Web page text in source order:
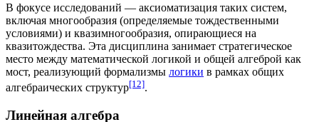
В фокусе исследований — аксиоматизация таких систем,
включая многообразия (определяемые тождественными
условиями) и квазимногообразия, опирающиеся на
квазитождества. Эта дисциплина занимает стратегическое
место между математической логикой и общей алгеброй как
мост, реализующий формализмы логики в рамках общих
алгебраических структур[12].
Линейная алгебра